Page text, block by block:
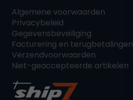
Algemene voorwaarden
Privacybeleid
Gegevensbeveiliging
Facturering en terugbetalingen
Verzendvoorwaarden
Niet-geaccepteerde artikelen